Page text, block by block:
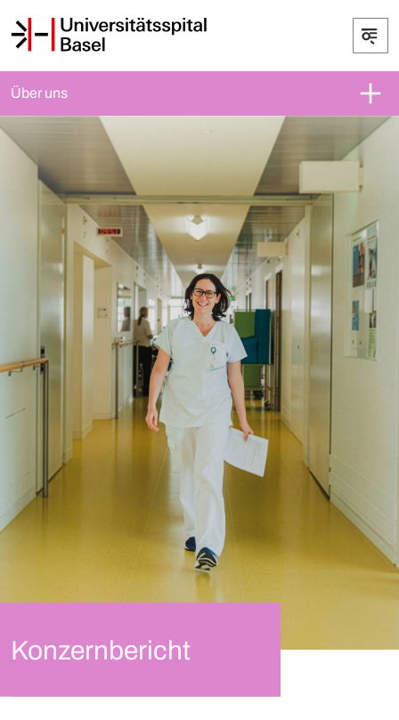
Über uns
Konzernbericht